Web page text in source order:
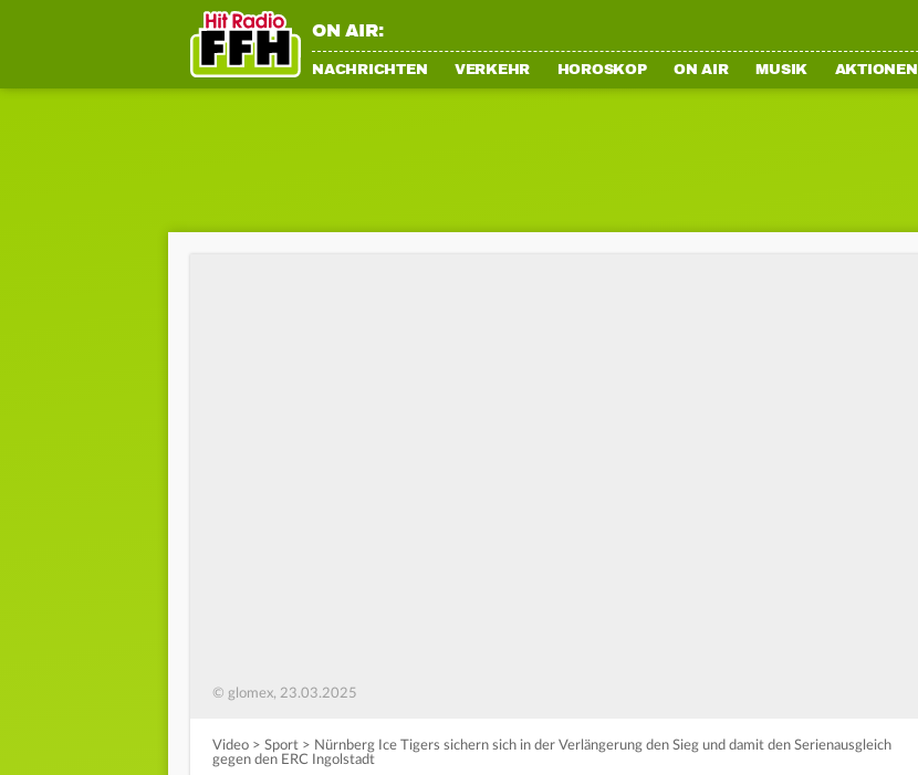
ON AIR:
NACHRICHTEN VERKEHR HOROSKOP ON AIR MUSIK AKTIONEN
© glomex, 23.03.2025
Video > Sport > Nürnberg Ice Tigers sichern sich in der Verlängerung den Sieg und damit den Serienausgleich
gegen den ERC Ingolstadt